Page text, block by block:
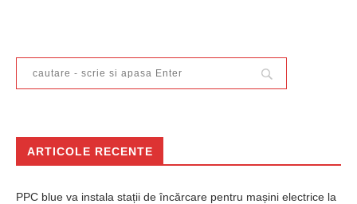
ARTICOLE RECENTE
PPC blue va instala stații de încărcare pentru mașini electrice la